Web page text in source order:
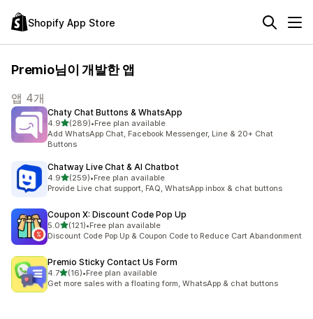
Shopify App Store
Premio님이 개발한 앱
앱 4개
Chaty Chat Buttons & WhatsApp
4.9별 5개 중
(289)
총 리뷰 289개
•Free plan available
Add WhatsApp Chat, Facebook Messenger, Line & 20+ Chat
Buttons
Chatway Live Chat & AI Chatbot
4.9별 5개 중
(259)
총 리뷰 259개
•Free plan available
Provide Live chat support, FAQ, WhatsApp inbox & chat buttons
Coupon X: Discount Code Pop Up
5.0별 5개 중
(121)
총 리뷰 121개
•Free plan available
Discount Code Pop Up & Coupon Code to Reduce Cart Abandonment
Premio Sticky Contact Us Form
4.7별 5개 중
(16)
총 리뷰 16개
•Free plan available
Get more sales with a floating form, WhatsApp & chat buttons